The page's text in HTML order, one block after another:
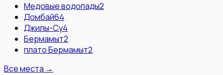
Медовые водопады2
Домбай64
Джилы-Су4
Бермамыт2
плато Бермамыт2
Все места →